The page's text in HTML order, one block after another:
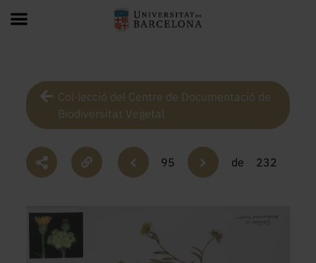
Col·lecció del Centre de Documentació de
Biodiversitat Vegetal
95 de 232